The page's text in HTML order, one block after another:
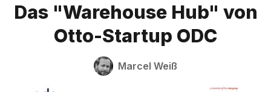
Das "Warehouse Hub" von
Otto-Startup ODC
Marcel Weiß